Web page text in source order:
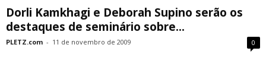
Dorli Kamkhagi e Deborah Supino serão os
destaques de seminário sobre...
PLETZ.com - 11 de novembro de 2009 0